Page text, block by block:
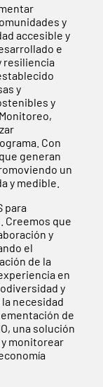
y
accesible y
e
resiliencia
y
y
Con
generan
un
y medible.
para
Creemos que
y
el
de la
en
y
necesidad
de
una solución
monitorear